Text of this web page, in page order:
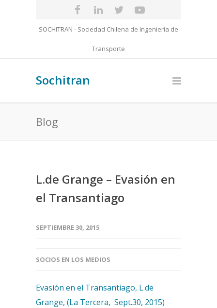
SOCHITRAN - Sociedad Chilena de Ingeniería de
Transporte
Sochitran
Blog
L.de Grange – Evasión en
el Transantiago
SEPTIEMBRE 30, 2015
SOCIOS EN LOS MEDIOS
Evasión en el Transantiago, L.de
Grange, (La Tercera, Sept.30, 2015)